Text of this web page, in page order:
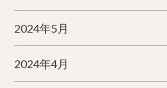
2024年5月
2024年4月